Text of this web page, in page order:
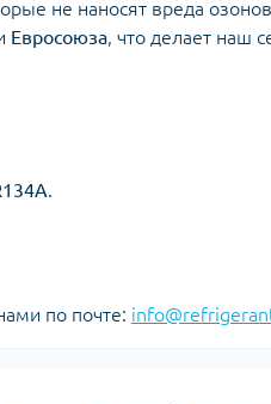
не наносят вреда
Евросоюза, что делает наш
.
по почте: